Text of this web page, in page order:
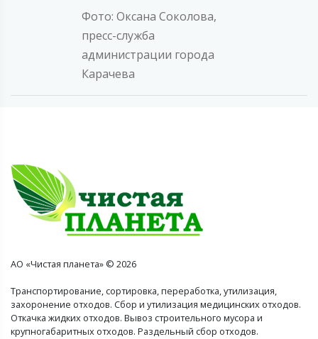
Фото: Оксана Соколова,
пресс-служба
администрации города
Карачева
АО «Чистая планета» © 2026
Транспортирование, сортировка, переработка, утилизация,
захоронение отходов. Сбор и утилизация медицинских отходов.
Откачка жидких отходов. Вывоз строительного мусора и
крупногабаритных отходов. Раздельный сбор отходов.